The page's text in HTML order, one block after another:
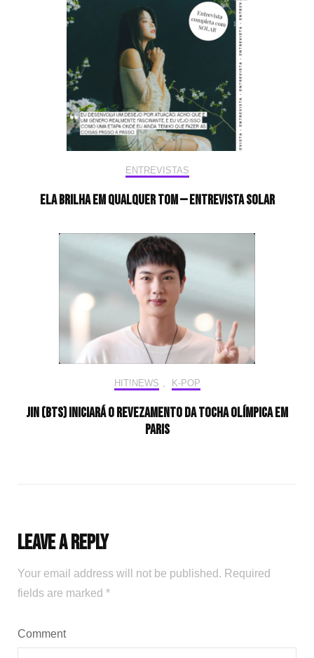
ENTREVISTAS
Ela brilha em qualquer tom — Entrevista Solar
HIT!NEWS , K-POP
Jin (BTS) iniciará o revezamento da tocha olímpica em
Paris
Leave a Reply
Your email address will not be published. Required
fields are marked *
Comment